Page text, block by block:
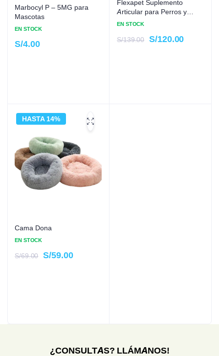
Marbocyl P – 5MG para
Mascotas
EN STOCK
S/4.00
Flexapet Suplemento
Articular para Perros y
Gatos
EN STOCK
S/139.00 S/120.00
15%
Cama Dona
EN STOCK
S/69.00 S/59.00
HASTA 14%
¿CONSULTAS? LLÁMANOS!